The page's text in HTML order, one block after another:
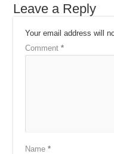
Leave a Reply
Your email address will
Comment *
Name *